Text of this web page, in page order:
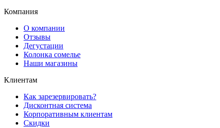
Компания
О компании
Отзывы
Дегустации
Колонка сомелье
Наши магазины
Клиентам
Как зарезервировать?
Дисконтная система
Корпоративным клиентам
Скидки